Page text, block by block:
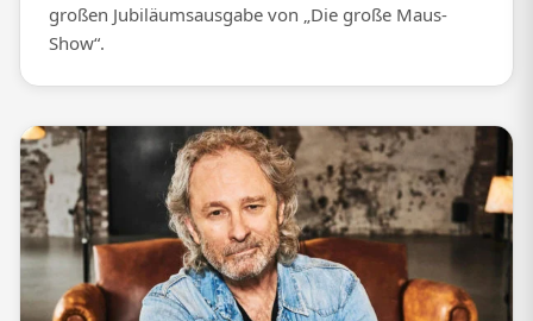
großen Jubiläumsausgabe von „Die große Maus-
Show“.